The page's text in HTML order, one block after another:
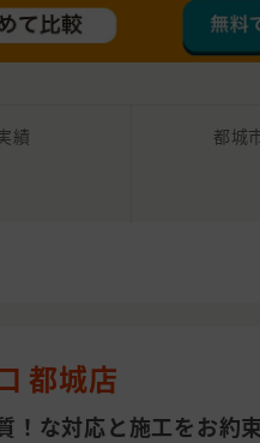
績 都城
都城店
！な対応と施工をお約